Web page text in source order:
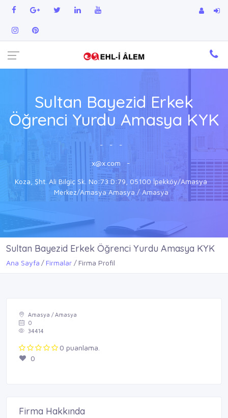
Sultan Bayezid Erkek
Öğrenci Yurdu Amasya KYK
- - -
x@x.com -
Koza, Şht. Ali Bilgiç Sk. No:73 D:79, 05100 İpekköy/Amasya
Merkez/Amasya Amasya / Amasya
Sultan Bayezid Erkek Öğrenci Yurdu Amasya KYK
Ana Sayfa Firmalar Firma Profil
Amasya / Amasya
0
34414
0 puanlama.
0
Firma Hakkında